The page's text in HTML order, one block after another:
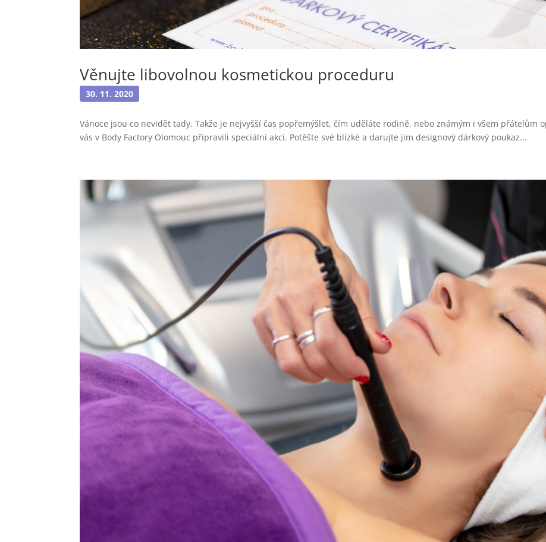
Věnujte libovolnou kosmetickou proceduru
30. 11. 2020
Vánoce jsou co nevidět tady. Takže je nejvyšší čas popřemýšlet, čím uděláte rodině, nebo známým i všem přátelům
vás v Body Factory Olomouc připravili speciální akci. Potěšte své blízké a darujte jim designový dárkový poukaz...